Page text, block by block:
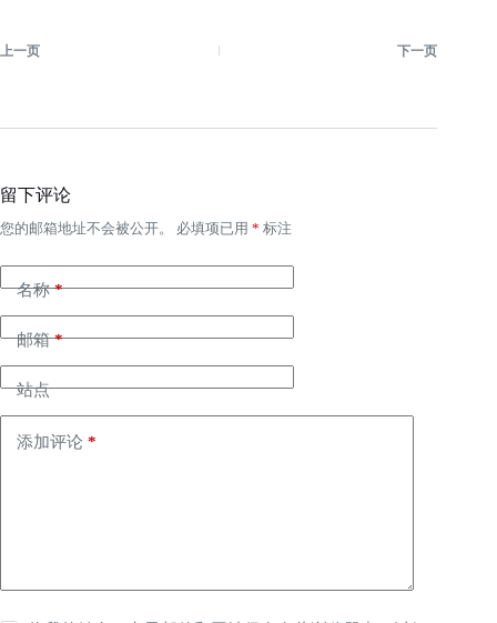
上一页 下一页
留下评论
您的邮箱地址不会被公开。 必填项已用 * 标注
名称*
邮箱*
站点
添加评论 *